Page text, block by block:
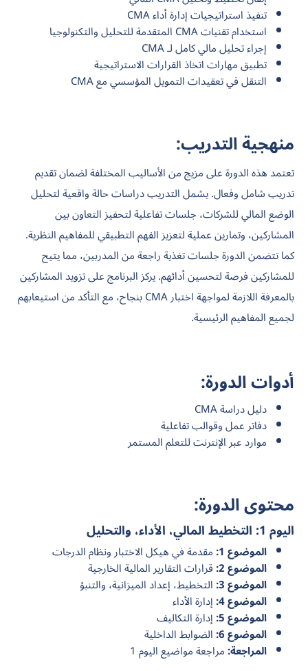
تنفيذ استراتيجيات إدارة أداء CMA
استخدام تقنيات CMA المتقدمة للتحليل والتكنولوجيا
إجراء تحليل مالي كامل لـ CMA
تطبيق مهارات اتخاذ القرارات الاستراتيجية
التنقل في تعقيدات التمويل المؤسسي مع CMA
منهجية التدريب:
تعتمد هذه الدورة على مزيج من الأساليب المختلفة لضمان تقديم
تدريب شامل وفعال. يشمل التدريب دراسات حالة واقعية لتحليل
الوضع المالي للشركات، جلسات تفاعلية لتحفيز التعاون بين
المشاركين، وتمارين عملية لتعزيز الفهم التطبيقي للمفاهيم النظرية.
كما تتضمن الدورة جلسات تغذية راجعة من المدربين، مما يتيح
للمشاركين فرصة لتحسين أدائهم. يركز البرنامج على تزويد المشاركين
بالمعرفة اللازمة لمواجهة اختبار CMA بنجاح، مع التأكد من استيعابهم
لجميع المفاهيم الرئيسية.
أدوات الدورة:
دليل دراسة CMA
دفاتر عمل وقوالب تفاعلية
موارد عبر الإنترنت للتعلم المستمر
محتوى الدورة:
اليوم 1: التخطيط المالي، الأداء، والتحليل
الموضوع 1: مقدمة في هيكل الاختبار ونظام الدرجات
الموضوع 2: قرارات التقارير المالية الخارجية
الموضوع 3: التخطيط، إعداد الميزانية، والتنبؤ
الموضوع 4: إدارة الأداء
الموضوع 5: إدارة التكاليف
الموضوع 6: الضوابط الداخلية
المراجعة:مراجعة مواضيع اليوم 1